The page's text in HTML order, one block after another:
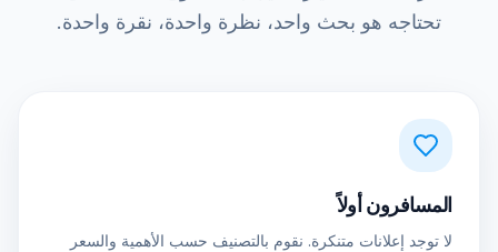
تحتاجه هو بحث واحد، نظرة واحدة، نقرة واحدة.
المسافرون أولاً
لا توجد إعلانات متنكرة. نقوم بالتصنيف حسب الأهمية والسعر